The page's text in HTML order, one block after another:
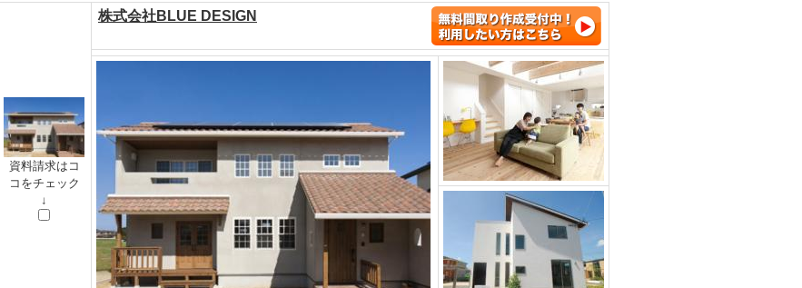
資料請求はコ
コをチェック
↓
株式会社BLUE DESIGN